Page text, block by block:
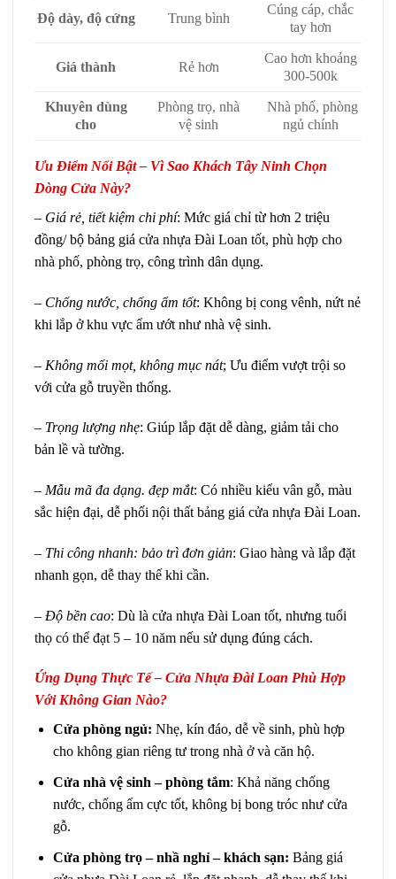
Độ dày, độ cứng Trung bình
Cúng cáp, chắc
tay hơn
Giá thành Rẻ hơn
Cao hơn khoảng
300-500k
Khuyên dùng
cho
Phòng trọ, nhà
vệ sinh
Nhà phố, phòng
ngủ chính
Ưu Điểm Nổi Bật – Vì Sao Khách Tây Ninh Chọn
Dòng Cửa Này?
– Giá rẻ, tiết kiệm chi phí: Mức giá chỉ từ hơn 2 triệu
đồng/ bộ bảng giá cửa nhựa Đài Loan tốt, phù hợp cho
nhà phố, phòng trọ, công trình dân dụng.
– Chống nước, chống ẩm tốt: Không bị cong vênh, nứt nẻ
khi lắp ở khu vực ẩm ướt như nhà vệ sinh.
– Không mối mọt, không mục nát; Ưu điểm vượt trội so
với cửa gỗ truyền thống.
– Trọng lượng nhẹ: Giúp lắp đặt dễ dàng, giảm tải cho
bản lề và tường.
– Mẫu mã đa dạng. đẹp mắt: Có nhiều kiểu vân gỗ, màu
sắc hiện đại, dễ phối nội thất bảng giá cửa nhựa Đài Loan.
– Thi công nhanh: bảo trì đơn giản: Giao hàng và lắp đặt
nhanh gọn, dễ thay thế khi cần.
– Độ bền cao: Dù là cửa nhựa Đài Loan tốt, nhưng tuổi
thọ có thể đạt 5 – 10 năm nếu sử dụng đúng cách.
Ứng Dụng Thực Tế – Cửa Nhựa Đài Loan Phù Hợp
Với Không Gian Nào?
Cửa phòng ngủ: Nhẹ, kín đáo, dễ về sinh, phù hợp
cho không gian riêng tư trong nhà ở và căn hộ.
Cửa nhà vệ sinh – phòng tắm: Khả năng chống
nước, chống ẩm cực tốt, không bị bong tróc như cửa
gỗ.
Cửa phòng trọ – nhầ nghỉ – khách sạn: Bảnggiá